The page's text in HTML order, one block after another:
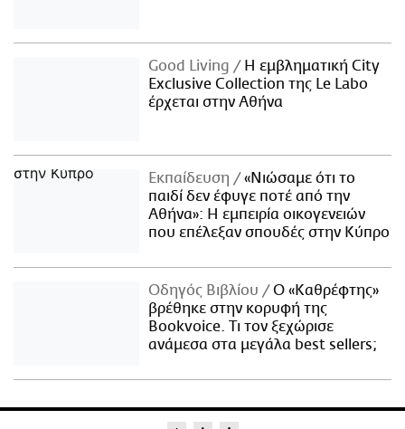
Good Living
Η εμβληματική City
Exclusive Collection της Le Labo
έρχεται στην Αθήνα
Εκπαίδευση
«Νιώσαμε ότι το
παιδί δεν έφυγε ποτέ από την
Αθήνα»: Η εμπειρία οικογενειών
που επέλεξαν σπουδές στην Κύπρο
Οδηγός Βιβλίου
Ο «Καθρέφτης»
βρέθηκε στην κορυφή της
Bookvoice. Τι τον ξεχώρισε
ανάμεσα στα μεγάλα best sellers;